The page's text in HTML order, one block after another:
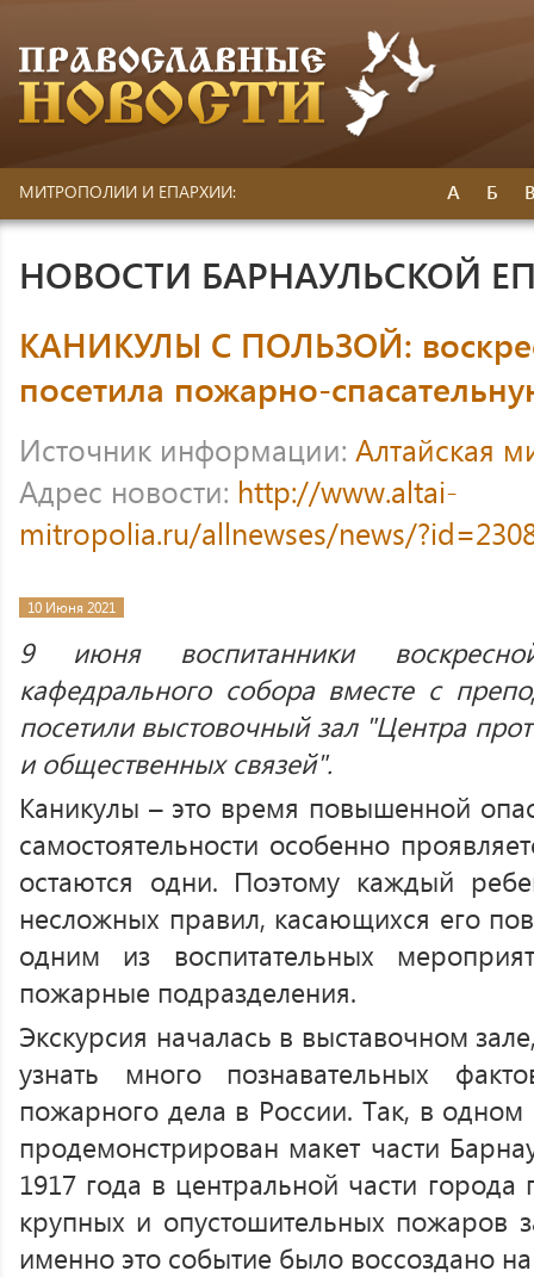
МИТРОПОЛИИ И ЕПАРХИИ: А Б
НОВОСТИ БАРНАУЛЬСКОЙ
КАНИКУЛЫ С ПОЛЬЗОЙ:
посетила пожарно-
Источник информации: Алтайская
Адрес новости: http://www.altai-
mitropolia.ru/allnewses/news/
10 Июня 2021
9 июня воспитанники
кафедрального собора вместе с
посетили выстовочный зал "Центра
и общественных связей".
Каникулы – это время повышенной
самостоятельности особенно
остаются одни. Поэтому каждый
несложных правил, касающихся его
одним из воспитательных
пожарные подразделения.
Экскурсия началась в выставочном
узнать много познавательных
пожарного дела в России. Так, в
продемонстрирован макет части
1917 года в центральной части
крупных и опустошительных пожаров
именно это событие было воссоздано